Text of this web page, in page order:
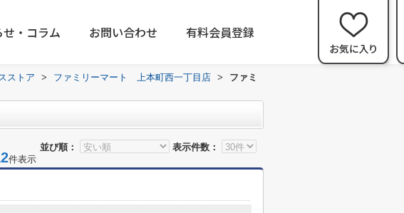
せ・コラム お問い合わせ 有料会員登録
ストア > ファミリーマート 上本町西一丁目店 >
ファミ
並び順： 表示件数：
件表示